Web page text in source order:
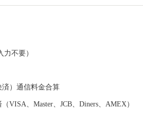
里山といった自然資源に恵まれており
線開通、上毛SICの開設及び大池公園
ち上毛」を目標に、住民協働による町
く町」を目指しています。 今後とも応
。
力不要）
済）通信料金合算
VISA、Master、JCB、Diners、AMEX）